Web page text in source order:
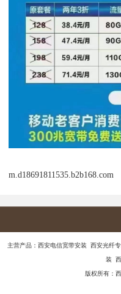
m.d18691811535.b2b168.com
主营产品：西安电信宽带安装 西安光纤
装
版权所有：